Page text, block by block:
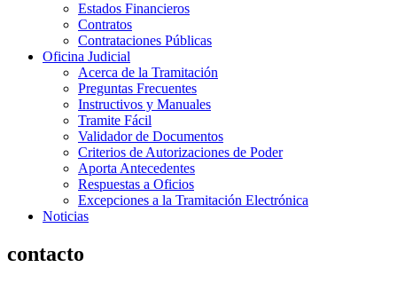
Estados Financieros
Contratos
Contrataciones Públicas
Oficina Judicial
Acerca de la Tramitación
Preguntas Frecuentes
Instructivos y Manuales
Tramite Fácil
Validador de Documentos
Criterios de Autorizaciones de Poder
Aporta Antecedentes
Respuestas a Oficios
Excepciones a la Tramitación Electrónica
Noticias
contacto